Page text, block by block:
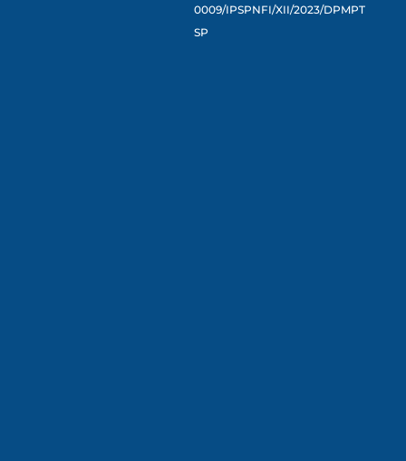
0009/IPSPNFI/XII/2023/DPMPT
SP